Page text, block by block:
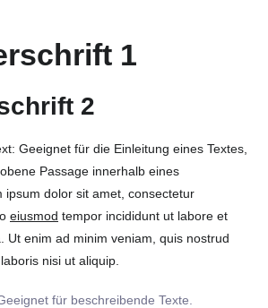
1
2
Geeignet für die Einleitung eines Textes,
Passage innerhalb eines
ipsum dolor sit amet, consectetur
eiusmod tempor incididunt ut labore et
Ut enim ad minim veniam, quis nostrud
nisi ut aliquip.
für beschreibende Texte.